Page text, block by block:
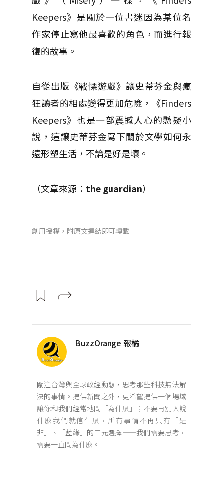
Keepers》是關於一位書迷因為某位名
作家停止寫他最喜歡的角色，而進行報
復的故事。
自從出版《戰慄遊戲》讓史蒂芬金與瘋
狂讀者的相處變得更加危險，《Finders
Keepers》也是一部震撼人心的懸疑小
說，這讓史蒂芬金寫下關於文學如何永
遠形塑生活，不論是好是壞。
（文章來源： the guardian）
創用授權，附原文連結即可轉載
BuzzOrange 報橘
關注台灣與全球政經動態，思考那些科技無法解
決的事情。提供新聞之外，更希望提供一個場域
讓你和我們經常地問「為什麼」；不要再別人說
什麼我們就信什麼，所有事情不再只有「是
非」、「藍綠」的二元選擇——我們需要思考，
需要一直問為什麼。